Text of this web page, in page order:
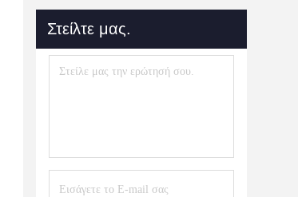
Στείλτε μας.